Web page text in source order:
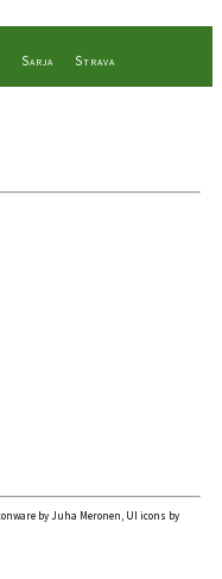
Sarja Strava
by Juha Meronen, UI icons by